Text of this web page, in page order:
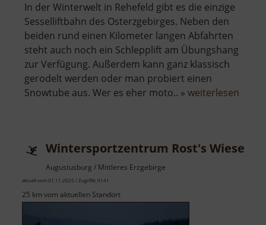
In der Winterwelt in Rehefeld gibt es die einzige
Sesselliftbahn des Osterzgebirges. Neben den
beiden rund einen Kilometer langen Abfahrten
steht auch noch ein Schlepplift am Übungshang
zur Verfügung. Außerdem kann ganz klassisch
gerodelt werden oder man probiert einen
Snowtube aus. Wer es eher moto.. » weiterlesen
Wintersportzentrum Rost's Wiesen
Augustusburg / Mittleres Erzgebirge
aktuell vom 01.11.2025 / Zugriffe: 9141
25 km vom aktuellen Standort